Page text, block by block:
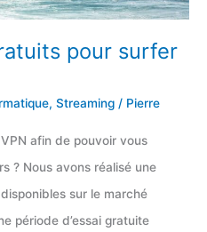
pour surfer
, Streaming / Pierre
afin de pouvoir vous
? Nous avons réalisé une
sur le marché
période d’essai gratuite